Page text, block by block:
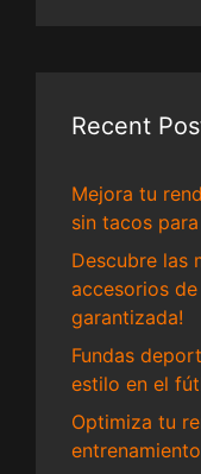
Recent
Mejora tu
sin tacos
Descubre las
accesorios
garantizada!
Fundas
estilo en el
Optimiza tu